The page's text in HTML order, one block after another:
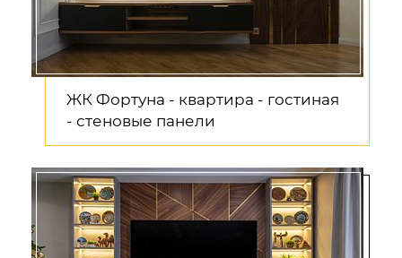
ЖК Фортуна - квартира - гостиная
- стеновые панели